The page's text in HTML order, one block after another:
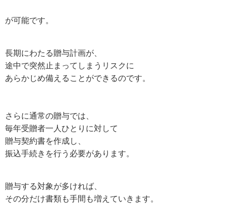
が可能です。
長期にわたる贈与計画が、
途中で突然止まってしまうリスクに
あらかじめ備えることができるのです。
さらに通常の贈与では、
毎年受贈者一人ひとりに対して
贈与契約書を作成し、
振込手続きを行う必要があります。
贈与する対象が多ければ、
その分だけ書類も手間も増えていきます。